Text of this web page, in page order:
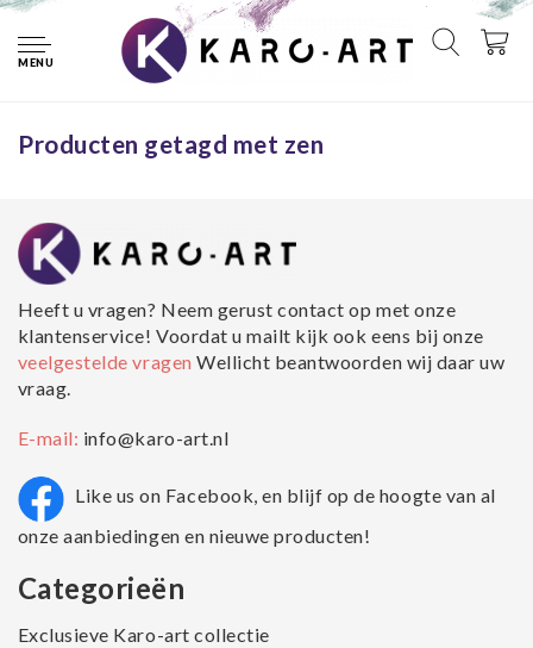
MENU
zen
Geen producten gevonden!...
Producten getagd met zen
Heeft u vragen? Neem gerust contact op met onze
klantenservice! Voordat u mailt kijk ook eens bij onze
veelgestelde vragenWellicht beantwoorden wij daar uw
vraag.
E-mail: info@karo-art.nl
Like us on Facebook, en blijf op de hoogte van al
onze aanbiedingen en nieuwe producten!
Categorieën
Exclusieve Karo-art collectie